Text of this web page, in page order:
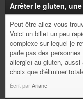
Arrêter le gluten,
Peut-être allez-vous
Voici un billet un peu
complexe sur lequel je
parle pas des
allergie) au gluten,
choix que d'éliminer
Écrit parAriane